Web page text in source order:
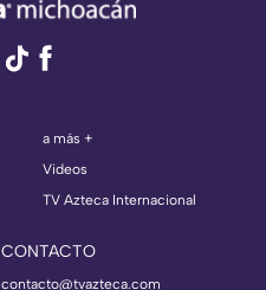
a más +
Videos
TV Azteca Internacional
CONTACTO
contacto@tvazteca.com